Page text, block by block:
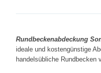
Rundbeckenabdeckung
ideale und kostengünstige
handelsübliche Rundbecken